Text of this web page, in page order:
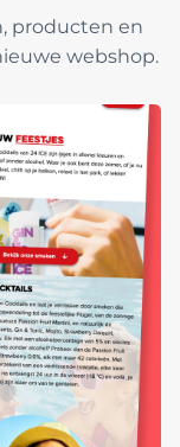
producten en
webshop.